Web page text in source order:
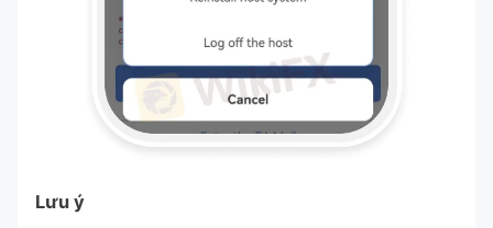
Lưu ý